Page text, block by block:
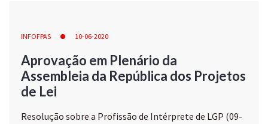
INFOFPAS 10-06-2020
Aprovação em Plenário da
Assembleia da República dos Projetos
de Lei
Resolução sobre a Profissão de Intérprete de LGP (09-